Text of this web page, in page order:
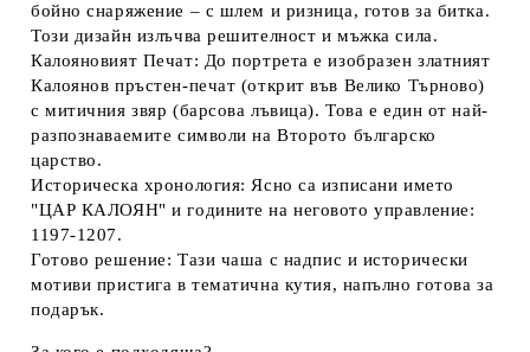
бойно снаряжение – с шлем и ризница, готов за битка.
Този дизайн излъчва решителност и мъжка сила.
Калояновият Печат: До портрета е изобразен златният
Калоянов пръстен-печат (открит във Велико Търново)
с митичния звяр (барсова лъвица). Това е един от най-
разпознаваемите символи на Второто българско
царство.
Историческа хронология: Ясно са изписани името
"ЦАР КАЛОЯН" и годините на неговото управление:
1197-1207.
Готово решение: Тази чаша с надпис и исторически
мотиви пристига втематична кутия, напълно готова за
подарък.